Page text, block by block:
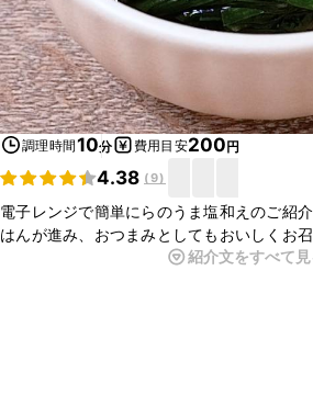
調理時間10分 費用目安200円
4.38 (9)
電子レンジで簡単にらのうま塩和えのご紹
はんが進み、おつまみとしてもおいしくお
あと一品欲しいときにぜひ作ってみてくださ
紹介文をすべて見